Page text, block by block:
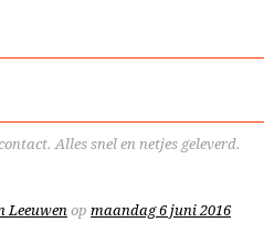
Alles snel en netjes geleverd.
Leeuwenop maandag 6 juni 2016